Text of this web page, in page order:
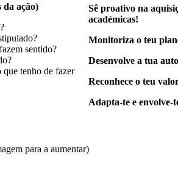
da ação)
sentido?
que tenho de fazer
Sê proativo na
académicas!
Monitoriza o teu
Desenvolve a tua
Reconhece o teu
Adapta-te e envolve-
para a aumentar)